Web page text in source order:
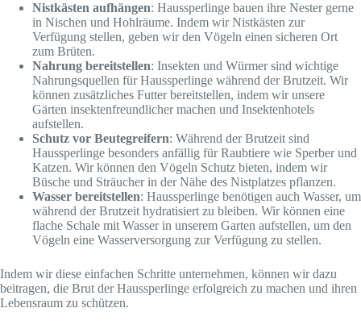
Nistkästen aufhängen: Haussperlinge bauen ihre Nester gerne
in Nischen und Hohlräume. Indem wir Nistkästen zur
Verfügung stellen, geben wir den Vögeln einen sicheren Ort
zum Brüten.
Nahrung bereitstellen: Insekten und Würmer sind wichtige
Nahrungsquellen für Haussperlinge während der Brutzeit. Wir
können zusätzliches Futter bereitstellen, indem wir unsere
Gärten insektenfreundlicher machen und Insektenhotels
aufstellen.
Schutz vor Beutegreifern: Während der Brutzeit sind
Haussperlinge besonders anfällig für Raubtiere wie Sperber und
Katzen. Wir können den Vögeln Schutz bieten, indem wir
Büsche und Sträucher in der Nähe des Nistplatzes pflanzen.
Wasser bereitstellen: Haussperlinge benötigen auch Wasser, um
während der Brutzeit hydratisiert zu bleiben. Wir können eine
flache Schale mit Wasser in unserem Garten aufstellen, um den
Vögeln eine Wasserversorgung zur Verfügung zu stellen.
Indem wir diese einfachen Schritte unternehmen, können wir dazu
beitragen, die Brut der Haussperlinge erfolgreich zu machen und ihren
Lebensraum zu schützen.